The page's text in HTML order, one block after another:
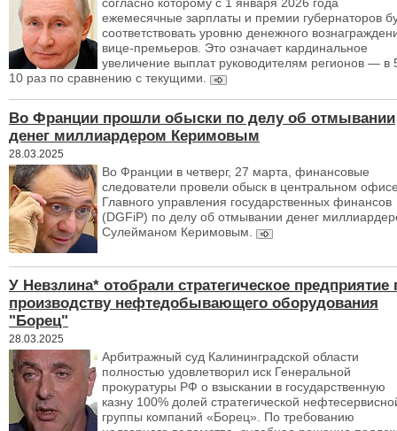
ежемесячные зарплаты и премии губернаторов
соответствовать уровню денежного
вице-премьеров. Это означает кардинальное
увеличение выплат руководителям регионов — в
10 раз по сравнению с текущими.
Во Франции прошли обыски по делу об отмывании
денег миллиардером Керимовым
28.03.2025
Во Франции в четверг, 27 марта, финансовые
следователи провели обыск в центральном
Главного управления государственных финансов
(DGFiP) по делу об отмывании денег
Сулейманом Керимовым.
У Невзлина* отобрали стратегическое предприятие
производству нефтедобывающего оборудования
"Борец"
28.03.2025
Арбитражный суд Калининградской области
полностью удовлетворил иск Генеральной
прокуратуры РФ о взыскании в государственную
казну 100% долей стратегической
группы компаний «Борец». По требованию